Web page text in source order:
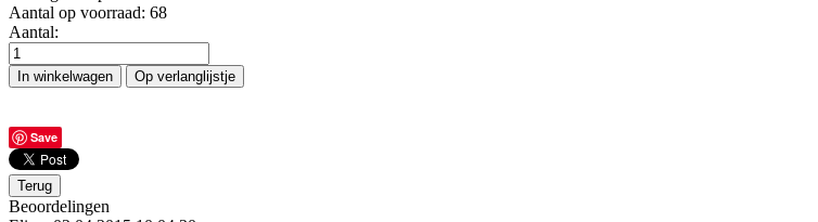
Aantal op voorraad: 68
Aantal:
Save
Beoordelingen